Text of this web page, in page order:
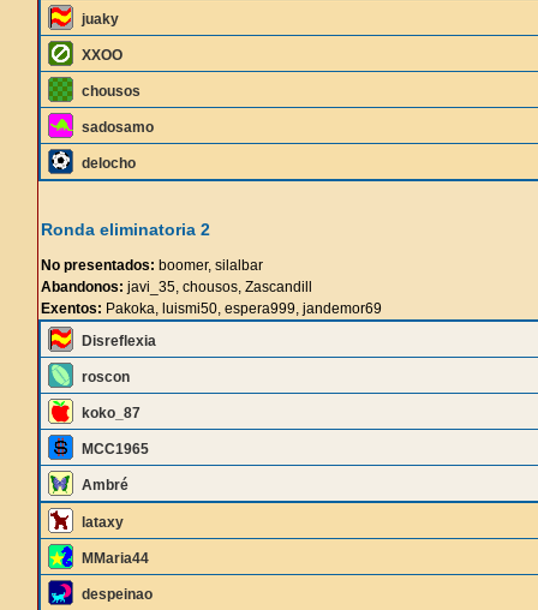
juaky
XXOO
chousos
sadosamo
delocho
Ronda eliminatoria 2
No presentados: boomer, silalbar
Abandonos: javi_35, chousos, Zascandill
Exentos: Pakoka, luismi50, espera999, jandemor69
Disreflexia
roscon
koko_87
MCC1965
Ambré
lataxy
MMaria44
despeinao